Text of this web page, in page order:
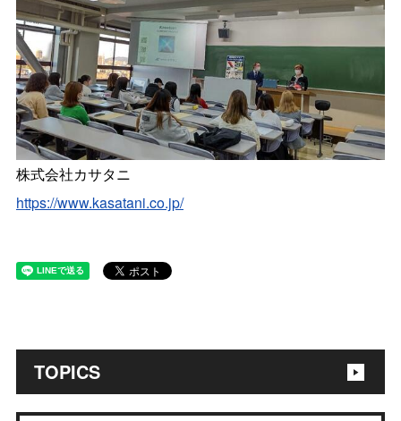
TOPICS
株式会社カサタニ
https://www.kasatani.co.jp/